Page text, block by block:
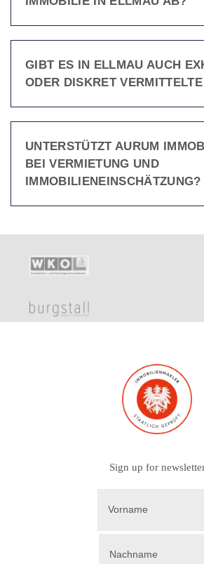
GIBT ES IN ELLMAU AUCH
ODER DISKRET
UNTERSTÜTZT AURUM
BEI VERMIETUNG UND
IMMOBILIENEINSCHÄTZUNG?
Sign up for